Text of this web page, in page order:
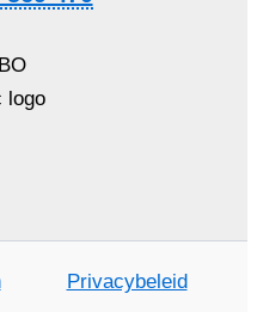
Privacybeleid